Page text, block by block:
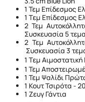
1 Τεμ Επίδεσμος
1 Tεμ Επίδεσμος
2 Τεμ
Συσκευασία 5
2 Τεμ
Συσκευασία 3
1 Tεμ
1 Τεμ
1 Τεμ Ψαλίδι
1 Κουτ Τσιρότα -
1 Zευγ Γάντια